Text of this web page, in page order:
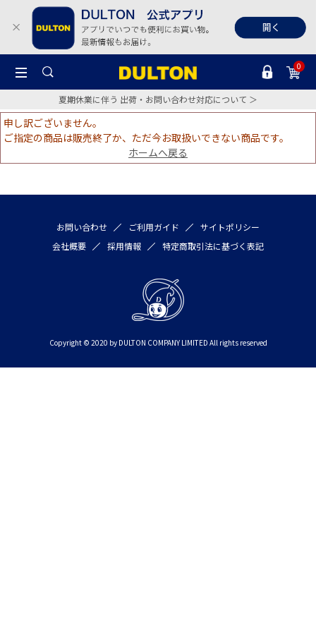
0
夏期休業に伴う 出荷・お問い合わせ対応について ＞
申し訳ございません。
ご指定の商品は販売終了か、ただ今お取扱いできない商品です。
ホームへ戻る
お問い合わせ ご利用ガイド
サイトポリシー
会社概要
採用情報 特定商取引法に基づく表記
Copyright © 2020 by DULTON COMPANY LIMITED All rights reserved